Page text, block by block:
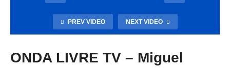
PREV VIDEO NEXT VIDEO
ONDA LIVRE TV – Miguel